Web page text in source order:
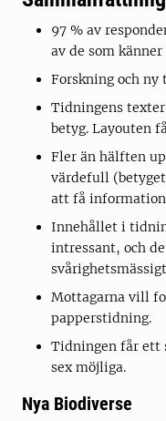
97 % av
av de som
Forskning och ny
Tidningens
betyg. Layouten
Fler än hälften
värdefull
att få
Innehållet i
intressant, och
Mottagarna vill
papperstidning.
Tidningen får ett
sex möjliga.
Nya Biodiverse